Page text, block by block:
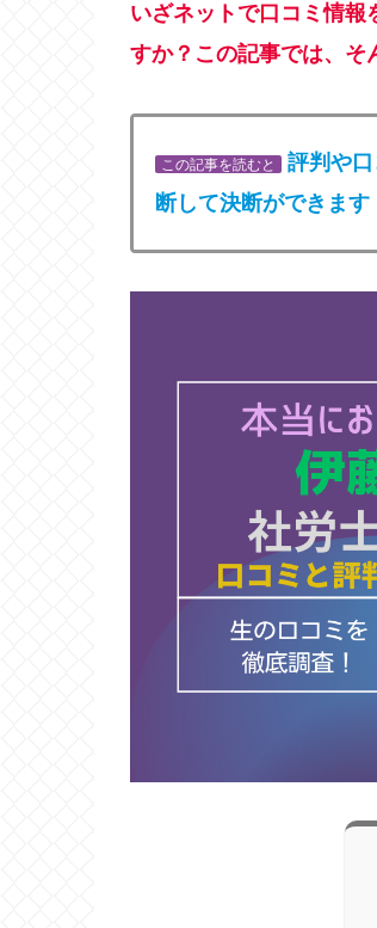
いざネットで口コミ情報
すか？この記事では、そ
この記事を読むと
評判や
断して決断ができます